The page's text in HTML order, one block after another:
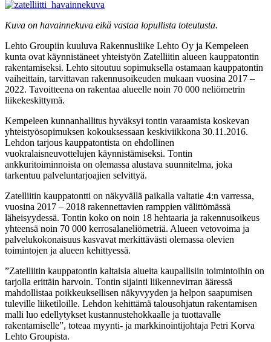
Kuva on havainnekuva eikä vastaa lopullista toteutusta.
Lehto Groupiin kuuluva Rakennusliike Lehto Oy ja Kempeleen
kunta ovat käynnistäneet yhteistyön Zatelliitin alueen kauppatontin
rakentamiseksi. Lehto sitoutuu sopimuksella ostamaan kauppatontin
vaiheittain, tarvittavan rakennusoikeuden mukaan vuosina 2017 –
2022. Tavoitteena on rakentaa alueelle noin 70 000 neliömetrin
liikekeskittymä.
Kempeleen kunnanhallitus hyväksyi tontin varaamista koskevan
yhteistyösopimuksen kokouksessaan keskiviikkona 30.11.2016.
Lehdon tarjous kauppatontista on ehdollinen
vuokralaisneuvottelujen käynnistämiseksi. Tontin
ankkuritoiminnoista on olemassa alustava suunnitelma, joka
tarkentuu palveluntarjoajien selvittyä.
Zatelliitin kauppatontti on näkyvällä paikalla valtatie 4:n varressa,
vuosina 2017 – 2018 rakennettavien ramppien välittömässä
läheisyydessä. Tontin koko on noin 18 hehtaaria ja rakennusoikeus
yhteensä noin 70 000 kerrosalaneliömetriä. Alueen vetovoima ja
palvelukokonaisuus kasvavat merkittävästi olemassa olevien
toimintojen ja alueen kehittyessä.
”Zatelliitin kauppatontin kaltaisia alueita kaupallisiin toimintoihin on
tarjolla erittäin harvoin. Tontin sijainti liikennevirran ääressä
mahdollistaa poikkeuksellisen näkyvyyden ja helpon saapumisen
tuleville liiketiloille. Lehdon kehittämä talousohjatun rakentamisen
malli luo edellytykset kustannustehokkaalle ja tuottavalle
rakentamiselle”, toteaa myynti- ja markkinointijohtaja Petri Korva
Lehto Groupista.